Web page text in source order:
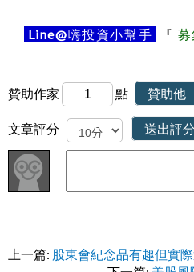
Line@嗨投資小幫手 『 募
贊助作家 點 贊助他
文章評分 送出評分
上一篇: 股東會紀念品有趣但實